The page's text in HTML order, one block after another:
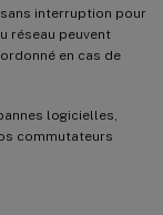
sans interruption pour
réseau peuvent
en cas de
logicielles,
commutateurs